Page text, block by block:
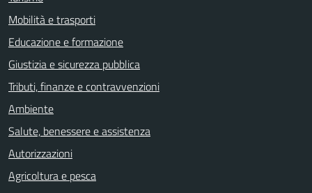
Mobilità e trasporti
Educazione e formazione
Giustizia e sicurezza pubblica
Tributi, finanze e contravvenzioni
Ambiente
Salute, benessere e assistenza
Autorizzazioni
Agricoltura e pesca